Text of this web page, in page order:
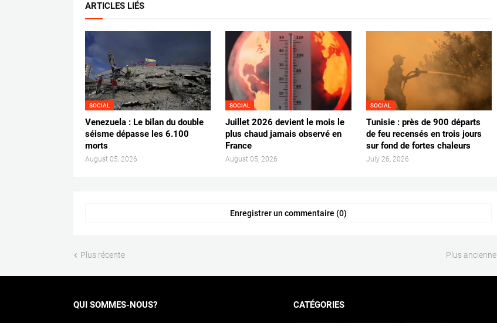
ARTICLES LIÉS
SOCIAL
Venezuela : Le bilan du double
séisme dépasse les 6.100
morts
August 05, 2026
SOCIAL
Juillet 2026 devient le mois le
plus chaud jamais observé en
France
August 05, 2026
SOCIAL
Tunisie : près de 900 départs
de feu recensés en trois jours
sur fond de fortes chaleurs
July 26, 2026
Enregistrer un commentaire (0)
Plus récente Plus ancienne
QUI SOMMES-NOUS? CATÉGORIES